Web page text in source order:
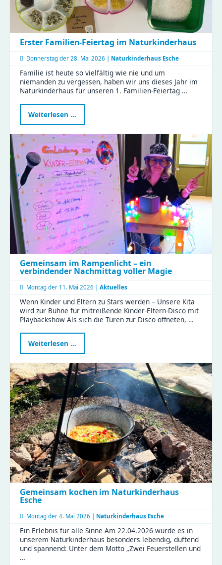
Erster Familien-Feiertag im Naturkinderhaus
Donnerstag der 28. Mai 2026 | Naturkinderhaus Esche
Familie ist heute so vielfältig wie nie und um
niemanden zu vergessen, haben wir uns dieses Jahr im
Naturkinderhaus für unseren 1. Familien-Feiertag …
Weiterlesen …
Familien-
Naturkinderhaus
Gemeinsam im Rampenlicht – ein
verbindender Nachmittag voller Magie
Montag der 11. Mai 2026 | Aktuelles
Wenn Kinder und Eltern zu Stars werden – Unsere Kita
wird zur Bühne für mitreißende Kinder-Eltern-Disco mit
Playbackshow Als sich die Türen zur Disco öffneten, …
Weiterlesen …
im
Rampenlicht
–
ein
verbindender
Nachmittag
voller
Magie
Gemeinsam kochen im Naturkinderhaus
Esche
Montag der 4. Mai 2026 | Naturkinderhaus Esche
Ein Erlebnis für alle Sinne Am 22.04.2026 wurde es in
unserem Naturkinderhaus besonders lebendig, duftend
und spannend: Unter dem Motto „Zwei Feuerstellen und
…